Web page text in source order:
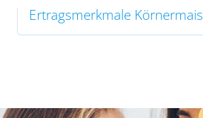
Ertragsmerkmale Körnermais